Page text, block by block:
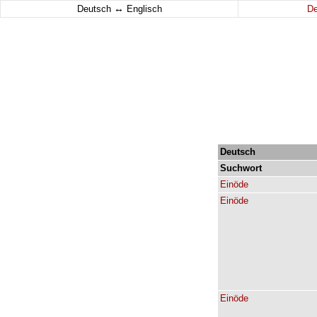
Deutsch ↔ Englisch
Deutsch
Suchwort
Einöde
Einöde
Einöde